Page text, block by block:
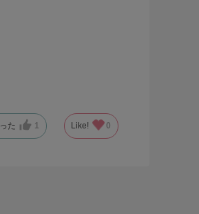
た 1 Like! 0